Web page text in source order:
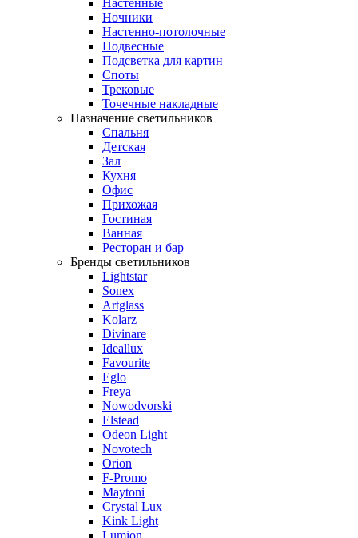
Настенные
Ночники
Настенно-потолочные
Подвесные
Подсветка для картин
Споты
Трековые
Точечные накладные
Назначение светильников
Спальня
Детская
Зал
Кухня
Офис
Прихожая
Гостиная
Ванная
Ресторан и бар
Бренды светильников
Lightstar
Sonex
Artglass
Kolarz
Divinare
Ideallux
Favourite
Eglo
Freya
Nowodvorski
Elstead
Odeon Light
Novotech
Orion
F-Promo
Maytoni
Crystal Lux
Kink Light
Lumion